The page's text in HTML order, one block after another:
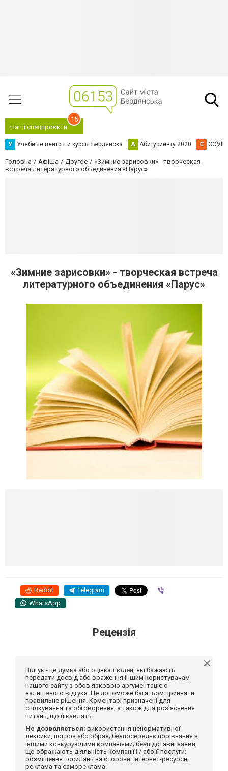
Наші спецпроєкти
15
У Учебные центры и курсы Бердянска А Абитуриенту 2020 C
Головна Афіша Другое
«Зимние зарисовки» - творческая
встреча литературного объединения «Парус»
«Зимние зарисовки» - творческая встреча
литературного объединения «Парус»
Reddit Telegram
WhatsApp
Рецензія
Відгук - це думка або оцінка людей, які бажають
передати досвід або враження іншим користувачам
нашого сайту з обов'язковою аргументацією
залишеного відгука. Це допоможе багатьом прийняти
правильне рішення. Коментарі призначені для
спілкування та обговорення, а також для роз'яснення
питань, що цікавлять.
Не дозволяється: використання ненормативної
лексики, погроз або образ; безпосереднє порівняння з
іншими конкуруючими компаніями; безпідставні заяви,
що ображають діяльність компанії і / або її послуги;
розміщення посилань на сторонні інтернет-ресурси;
реклама та самореклама.